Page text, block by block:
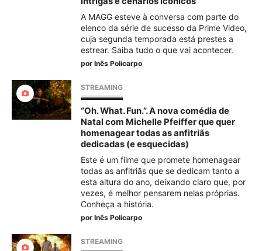
A MAGG esteve à conversa com parte do
elenco da série de sucesso da Prime Video,
cuja segunda temporada está prestes a
estrear. Saiba tudo o que vai acontecer.
por Inês Policarpo
STREAMING
“Oh. What. Fun.”. A nova comédia de
Natal com Michelle Pfeiffer que quer
homenagear todas as anfitriãs
dedicadas (e esquecidas)
Este é um filme que promete homenagear
todas as anfitriãs que se dedicam tanto a
esta altura do ano, deixando claro que, por
vezes, é melhor pensarem nelas próprias.
Conheça a história.
por Inês Policarpo
STREAMING